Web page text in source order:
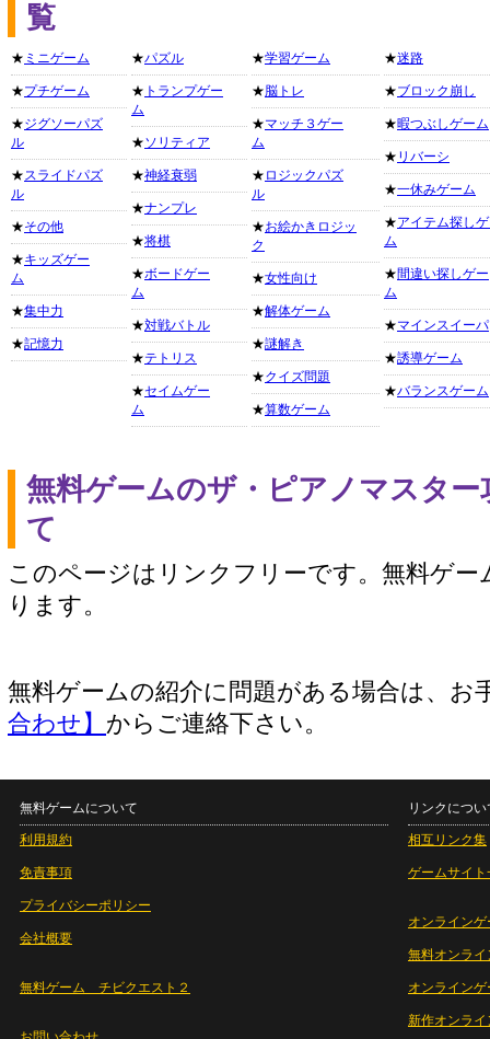
覧
★ ミニゲーム
★プチゲーム
★ジグソーパズ
ル
★スライドパズ
ル
★その他
★キッズゲー
ム
★集中力
★記憶力
★パズル
★ トランプゲー
ム
★ソリティア
★神経衰弱
★ナンプレ
★将棋
★ボードゲー
ム
★対戦バトル
★テトリス
★セイムゲー
ム
★学習ゲーム
★脳トレ
★マッチ３ゲー
ム
★ ロジックパズ
ル
★お絵かきロジッ
ク
★女性向け
★解体ゲーム
★謎解き
★クイズ問題
★算数ゲーム
★迷路
★ブロック崩し
★暇つぶしゲーム
★ リバーシ
★一休みゲーム
★アイテム探し
ム
★間違い探しゲー
ム
★マインスイーパ
★誘導ゲーム
★バランスゲーム
無料ゲームのザ・ピアノマスタ
て
このページはリンクフリーです。無料ゲー
ります。
無料ゲームの紹介に問題がある場合は、お
合わせ】 からご連絡下さい。
無料ゲームについて
利用規約
免責事項
プライバシーポリシー
会社概要
無料ゲーム チビクエスト２
リンクについ
相互リンク集
ゲームサイト
オンラインゲ
無料オンライ
オンライン
新作オンライ